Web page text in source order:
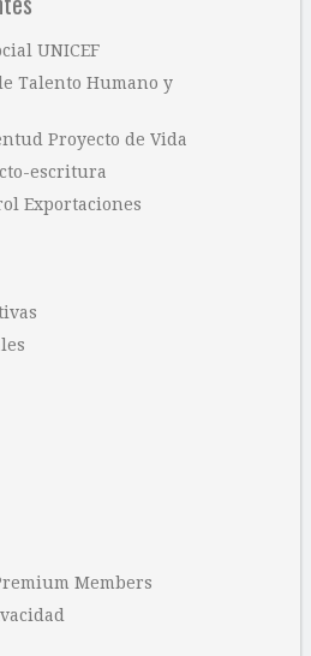
UNICEF
Talento Humano y
Proyecto de Vida
escritura
Exportaciones
Members